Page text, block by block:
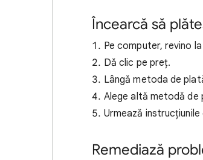
Încearcă să
Pe computer, revino
Dă clic pe preț.
Lângă metoda de
Alege altă metodă de
Urmează
Remediază